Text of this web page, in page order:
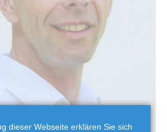
dieser Webseite erklären Sie sich